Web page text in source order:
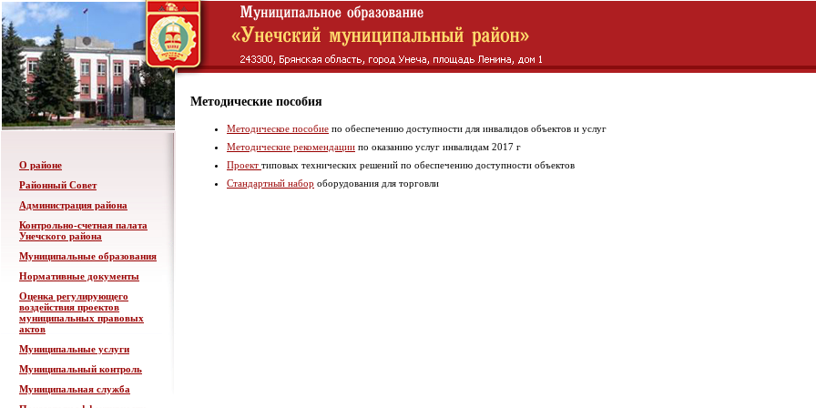
О районе
Районный Совет
Администрация района
Контрольно-счетная палата
Унечского района
Муниципальные образования
Нормативные документы
Оценка регулирующего
воздействия проектов
муниципальных правовых
актов
Муниципальные услуги
Муниципальный контроль
Муниципальная служба
Методические пособия
Методическое пособие по обеспечению доступности для инвалидов объектов и услуг
Методические рекомендации по оказанию услуг инвалидам 2017 г
Проект типовых технических решений по обеспечению доступности объектов
Стандартный набор оборудования для торговли